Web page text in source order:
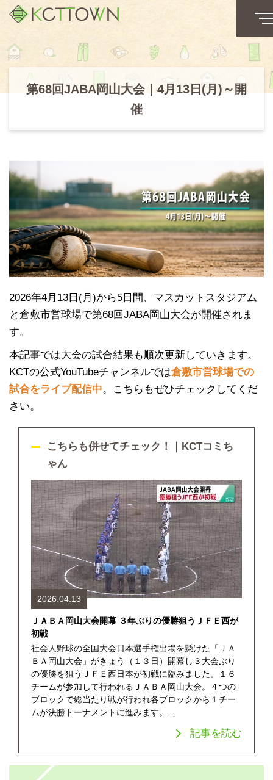
第68回JABA岡山大会｜4月13日(月)～開
催
2026年4月13日(月)から5日間、マスカットスタジアム
と倉敷市営球場で第68回JABA岡山大会が開催されま
す。
本記事では大会の試合結果も順次更新していきます。
KCTの公式YouTubeチャンネルでは倉敷市営球場での
試合をライブ配信中。こちらもぜひチェックしてくだ
さい。
こちらも併せてチェック！｜KCTコミち
ゃん
2026.04.13
ＪＡＢＡ岡山大会開幕 ３年ぶりの優勝狙うＪＦＥ西が
初戦
社会人野球の全国大会日本選手権出場を懸けた「ＪＡ
ＢＡ岡山大会」がきょう（１３日）開幕し３大会ぶり
の優勝を狙うＪＦＥ西日本が初戦に臨みました。１６
チームが参加して行われるＪＡＢＡ岡山大会。４つの
ブロックで総当たり戦が行われ各ブロックから１チー
ムが決勝トーナメントに進みます。…
記事を読む